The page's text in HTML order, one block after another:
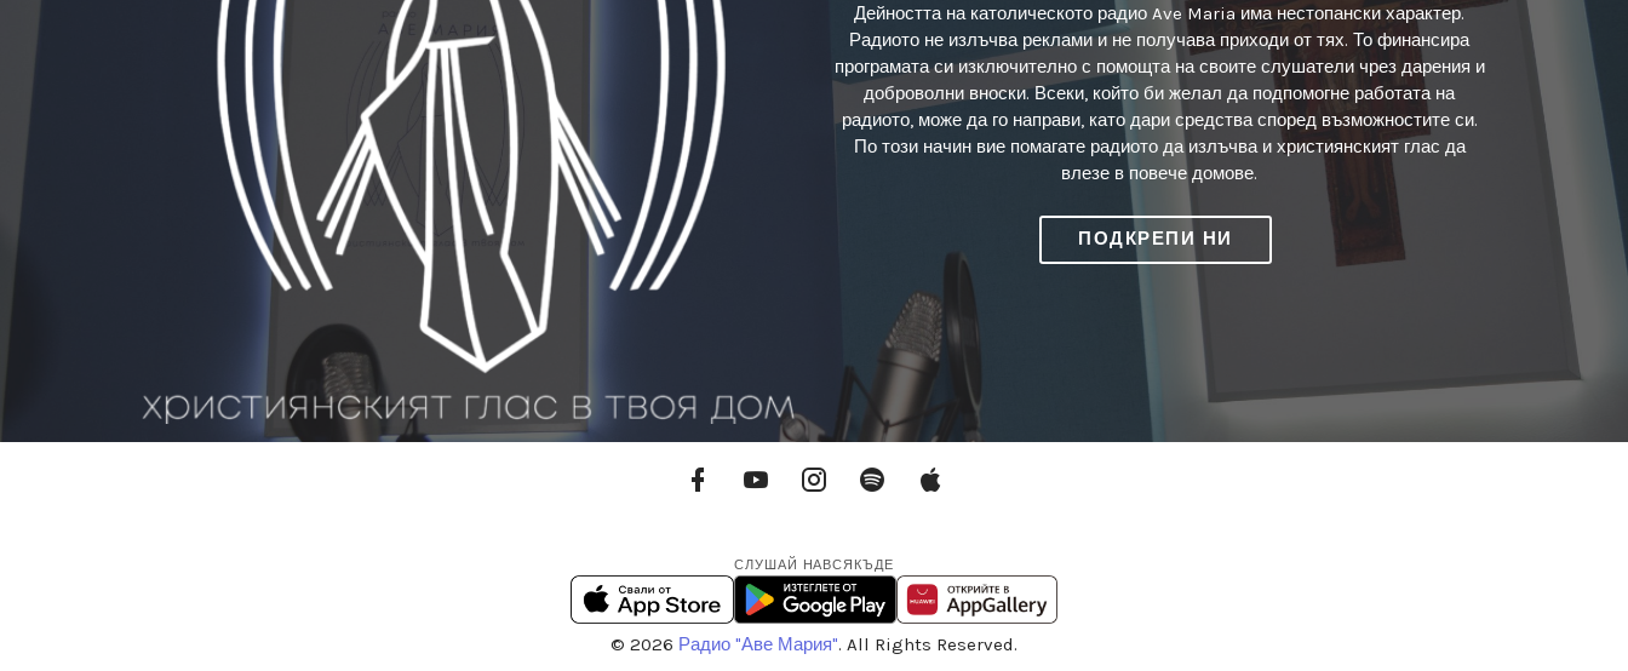
Дейността на католическото радио Ave Maria има нестопански характер.
Радиото не излъчва реклами и не получава приходи от тях. То финансира
програмата си изключително с помощта на своите слушатели чрез дарения и
доброволни вноски. Всеки, който би желал да подпомогне работата на
радиото, може да го направи, като дари средства според възможностите си.
По този начин вие помагате радиото да излъчва и християнският глас да
влезе в повече домове.
ПОДКРЕПИ НИ
FacebookYouTube InstagramSpotify
СЛУШАЙ НАВСЯКЪДЕ
© 2026 Радио "Аве Мария". All Rights Reserved.